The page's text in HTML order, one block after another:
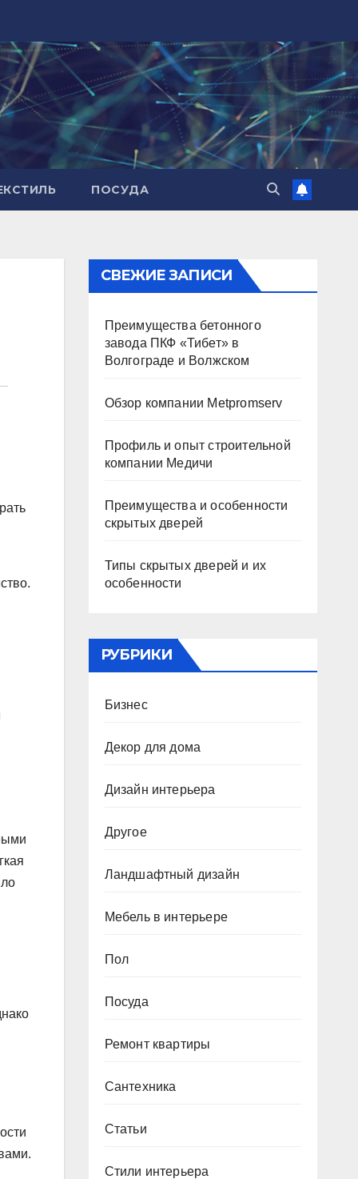
ПОСУДА
СВЕЖИЕ ЗАПИСИ
Преимущества бетонного
завода ПКФ «Тибет» в
Волгограде и Волжском
Обзор компании Metpromserv
Профиль и опыт строительной
компании Медичи
Преимущества и особенности
скрытых дверей
Типы скрытых дверей и их
особенности
РУБРИКИ
Бизнес
Декор для дома
Дизайн интерьера
Другое
Ландшафтный дизайн
Мебель в интерьере
Пол
Посуда
Ремонт квартиры
Сантехника
Статьи
Стили интерьера